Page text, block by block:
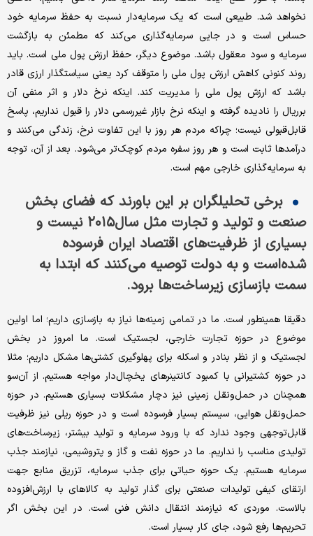
نخواهد شد. طبیعی است که یک سرمایه‌دار نسبت به حفظ سرمایه خود
حساس است و در جایی سرمایه‌گذاری می‌کند که مطمئن به بازگشت
سرمایه و سود معقول باشد. موضوع دیگر، حفظ ارزش پول ملی است. باید
روند کنونی کاهش ارزش پول ملی را متوقف کرد یعنی سیاستگذار ارزی قادر
باشد که ارزش پول ملی را مدیریت کند. اینکه نرخ دلار و اثر منفی آن
بر‌ریال را نادیده گرفته و اینکه نرخ بازار غیررسمی دلار را قبول نداریم، پاسخ
قابل‌قبولی نیست؛ چراکه مردم هر روز با این تفاوت نرخ، زندگی می‌کنند و
درآمدها ثابت است و هر روز سفره مردم کوچک‌تر می‌شود. بعد از آن، توجه
به سرمایه‌گذاری خارجی مهم است.
برخی تحلیلگران بر این باورند که فضای بخش
صنعت و تولید و تجارت مثل سال‌۲۰۱۵ نیست و
بسیاری از ظرفیت‌های اقتصاد ایران فرسوده
شده‌است و به دولت توصیه می‌کنند که ابتدا به
سمت بازسازی زیرساخت‌ها برود.
دقیقا همینطور است. ما در تمامی زمینه‌‌‌‌ها نیاز به بازسازی داریم؛ اما اولین
موضوع در حوزه تجارت خارجی، لجستیک است. ما امروز در بخش
لجستیک و از نظر بنادر و اسکله برای پهلوگیری کشتی‌‌‌‌ها مشکل داریم؛ مثلا
در حوزه کشتیرانی با کمبود کانتینرهای یخچال‌‌‌‌دار مواجه هستیم. از آن‌سو
همچنان در حمل‌ونقل زمینی نیز دچار مشکلات بسیاری هستیم. در حوزه
حمل‌ونقل هوایی، سیستم بسیار فرسوده است و در حوزه ریلی نیز ظرفیت
قابل‌توجهی وجود ندارد که با ورود سرمایه و تولید بیشتر، زیرساخت‌های
تولیدی مناسب را نداریم. ما در حوزه نفت و گاز و پتروشیمی، نیازمند جذب
سرمایه هستیم. یک حوزه حیاتی برای جذب سرمایه، تزریق منابع جهت
ارتقای کیفی تولیدات صنعتی برای گذار تولید به کالاهای با ارزش‌افزوده
بالاست. موردی که نیازمند انتقال دانش فنی است. در این بخش اگر
تحریم‌ها رفع شود، جای کار بسیار است.